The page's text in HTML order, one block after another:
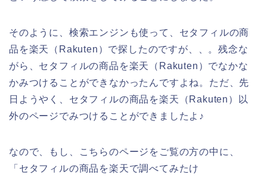
そのように、検索エンジンも使って、セタフィルの商
品を楽天（Rakuten）で探したのですが、、。残念な
がら、セタフィルの商品を楽天（Rakuten）でなかな
かみつけることができなかったんですよね。ただ、先
日ようやく、セタフィルの商品を楽天（Rakuten）以
外のページでみつけることができましたよ♪
なので、もし、こちらのページをご覧の方の中に、
「セタフィルの商品を楽天で調べてみたけ